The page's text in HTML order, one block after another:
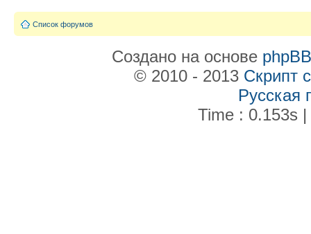
Список форумов
Создано на основе phpBB
© 2010 - 2013 Скрипт
Русская
Time : 0.153s